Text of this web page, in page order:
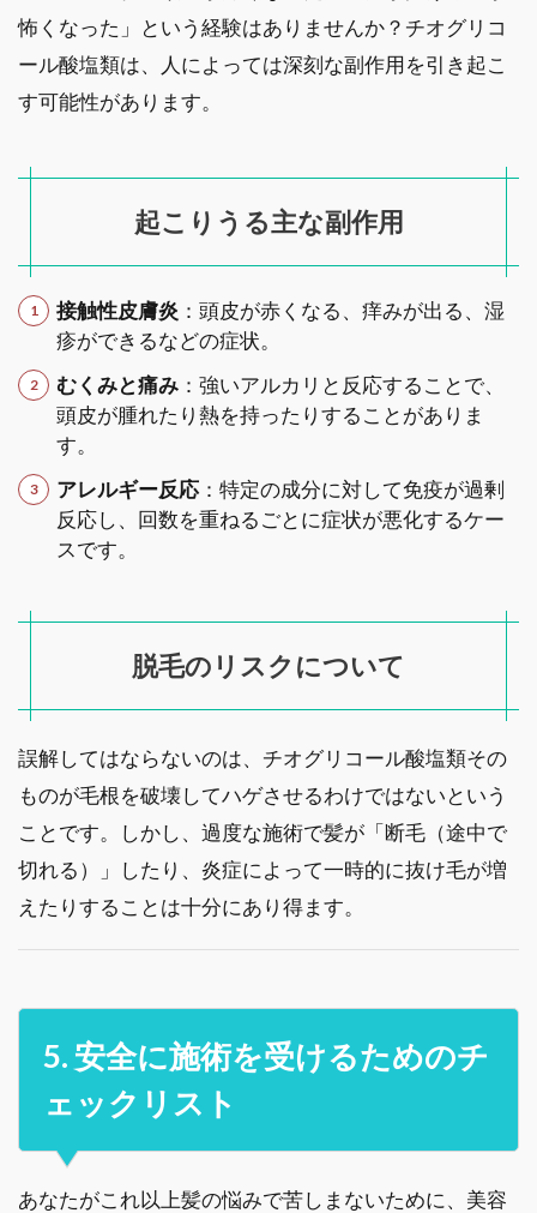
怖くなった」という経験はありませんか？チオグリコ
ール酸塩類は、人によっては深刻な副作用を引き起こ
す可能性があります。
起こりうる主な副作用
接触性皮膚炎 ：頭皮が赤くなる、痒みが出る、湿
疹ができるなどの症状。
むくみと痛み ：強いアルカリと反応することで、
頭皮が腫れたり熱を持ったりすることがありま
す。
アレルギー反応 ：特定の成分に対して免疫が過剰
反応し、回数を重ねるごとに症状が悪化するケー
スです。
脱毛のリスクについて
誤解してはならないのは、チオグリコール酸塩類その
ものが毛根を破壊してハゲさせるわけではないという
ことです。しかし、過度な施術で髪が「断毛（途中で
切れる）」したり、炎症によって一時的に抜け毛が増
えたりすることは十分にあり得ます。
5. 安全に施術を受けるためのチ
ェックリスト
あなたがこれ以上髪の悩みで苦しまないために、美容